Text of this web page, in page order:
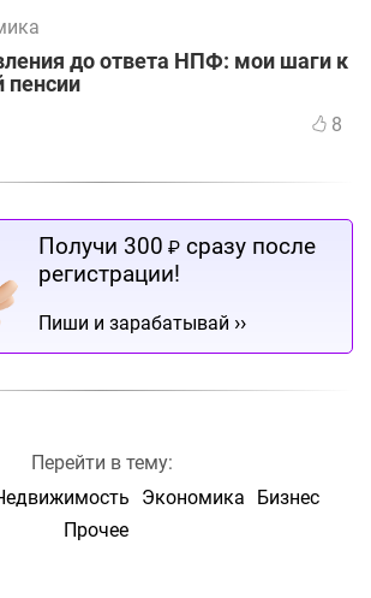
до ответа НПФ: мои шаги к
пенсии
8
Получи 300 ₽ сразу после
регистрации!
Пиши и зарабатывай ››
Перейти в тему:
Экономика
Бизнес
Прочее